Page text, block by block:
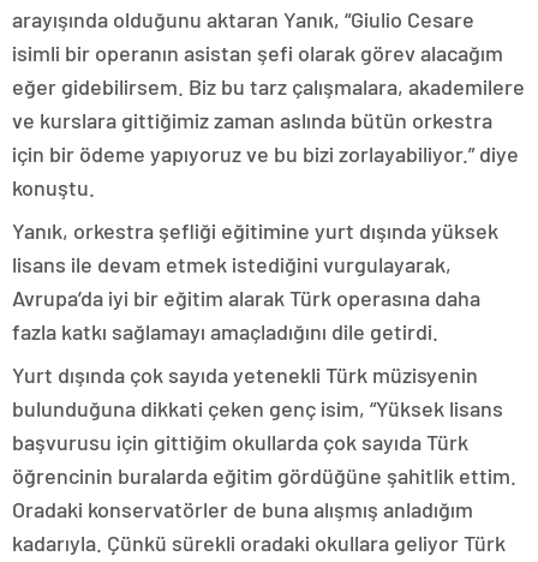
arayışında olduğunu aktaran Yanık, “Giulio Cesare
isimli bir operanın asistan şefi olarak görev alacağım
eğer gidebilirsem. Biz bu tarz çalışmalara, akademilere
ve kurslara gittiğimiz zaman aslında bütün orkestra
için bir ödeme yapıyoruz ve bu bizi zorlayabiliyor.” diye
konuştu.
Yanık, orkestra şefliği eğitimine yurt dışında yüksek
lisans ile devam etmek istediğini vurgulayarak,
Avrupa’da iyi bir eğitim alarak Türk operasına daha
fazla katkı sağlamayı amaçladığını dile getirdi.
Yurt dışında çok sayıda yetenekli Türk müzisyenin
bulunduğuna dikkati çeken genç isim, “Yüksek lisans
başvurusu için gittiğim okullarda çok sayıda Türk
öğrencinin buralarda eğitim gördüğüne şahitlik ettim.
Oradaki konservatörler de buna alışmış anladığım
kadarıyla. Çünkü sürekli oradaki okullara geliyor Türk